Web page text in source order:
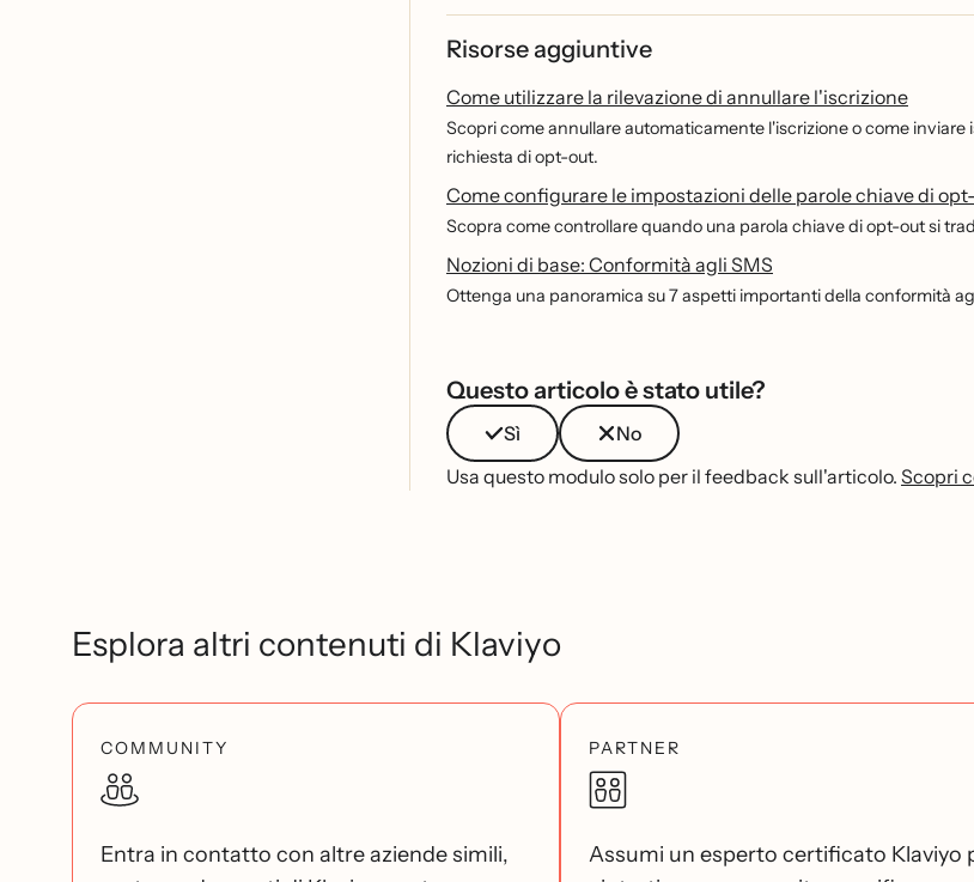
Risorse aggiuntive
Come utilizzare la rilevazione di annullare l'iscrizione
Scopri come annullare automaticamente l'iscrizione o come
richiesta di opt-out.
Come configurare le impostazioni delle parole chiave di
Scopra come controllare quando una parola chiave di opt-out si
Nozioni di base: Conformità agli SMS
Ottenga una panoramica su 7 aspetti importanti della conformità
Questo articolo è stato utile?
Sì
No
Usa questo modulo solo per il feedback sull'articolo. Scopri
Esplora altri contenuti di Klaviyo
COMMUNITY
Entra in contatto con altre aziende simili,
PARTNER
Assumi un esperto certificato Klaviyo